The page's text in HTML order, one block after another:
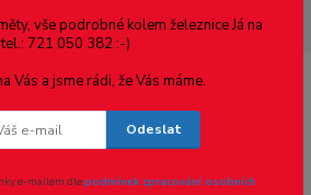
Náhradní osička 18mm
vše podrobné kolem železnice Já na
tel.: 721 050 382 :-)
Vás a jsme rádi, že Vás máme.
Odeslat
e-mailem dlepodmínek zpracování osobních